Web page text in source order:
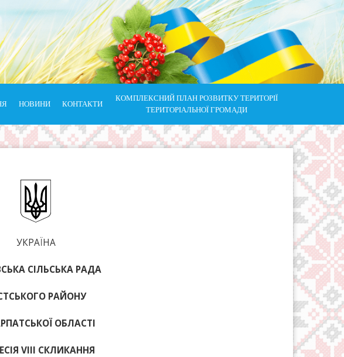
НОВИНИ КОНТАКТИ
КОМПЛЕКСНИЙ ПЛАН РОЗВИТКУ ТЕРИТОРІЇ
ТЕРИТОРІАЛЬНОЇ ГРОМАДИ
УКРАЇНА
СІЛЬСЬКА РАДА
РАЙОНУ
ОБЛАСТІ
VIII СКЛИКАННЯ